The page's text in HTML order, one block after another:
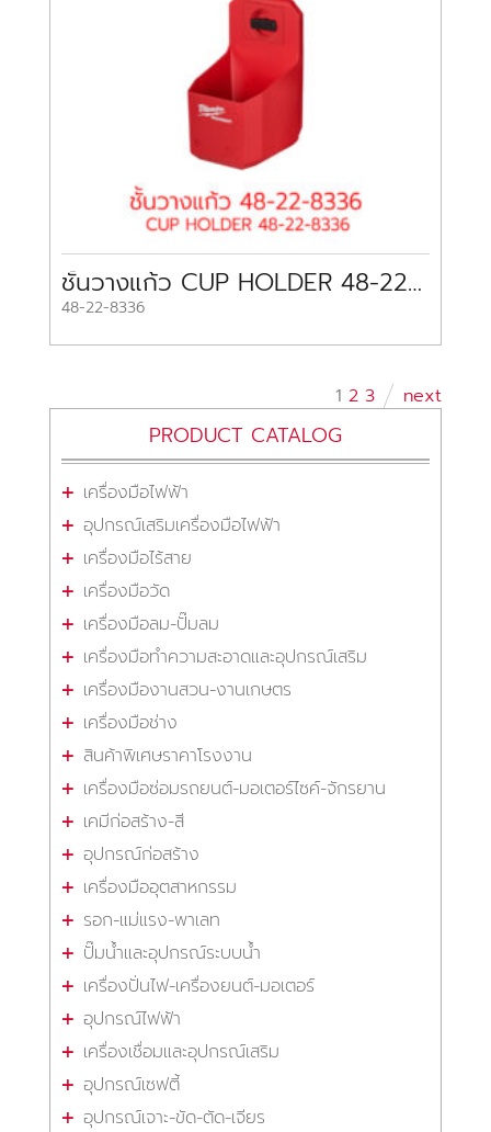
ชั้นวางแก้ว CUP HOLDER 48-22-8336 MILWAUKEE
48-22-8336
1 2 3 next
PRODUCT CATALOG
เครื่องมือไฟฟ้า
อุปกรณ์เสริมเครื่องมือไฟฟ้า
เครื่องมือไร้สาย
เครื่องมือวัด
เครื่องมือลม-ปั๊มลม
เครื่องมือทำความสะอาดและอุปกรณ์เสริม
เครื่องมืองานสวน-งานเกษตร
เครื่องมือช่าง
สินค้าพิเศษราคาโรงงาน
เครื่องมือซ่อมรถยนต์-มอเตอร์ไซค์-จักรยาน
เคมีก่อสร้าง-สี
อุปกรณ์ก่อสร้าง
เครื่องมืออุตสาหกรรม
รอก-แม่แรง-พาเลท
ปั๊มน้ำและอุปกรณ์ระบบน้ำ
เครื่องปั่นไฟ-เครื่องยนต์-มอเตอร์
อุปกรณ์ไฟฟ้า
เครื่องเชื่อมและอุปกรณ์เสริม
อุปกรณ์เซฟตี้
อุปกรณ์เจาะ-ขัด-ตัด-เจียร